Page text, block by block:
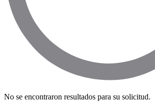
No se encontraron resultados para su solicitud.